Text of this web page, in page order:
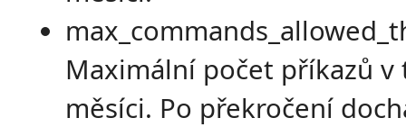
Maximální počet příkazů
měsíci. Po překročení